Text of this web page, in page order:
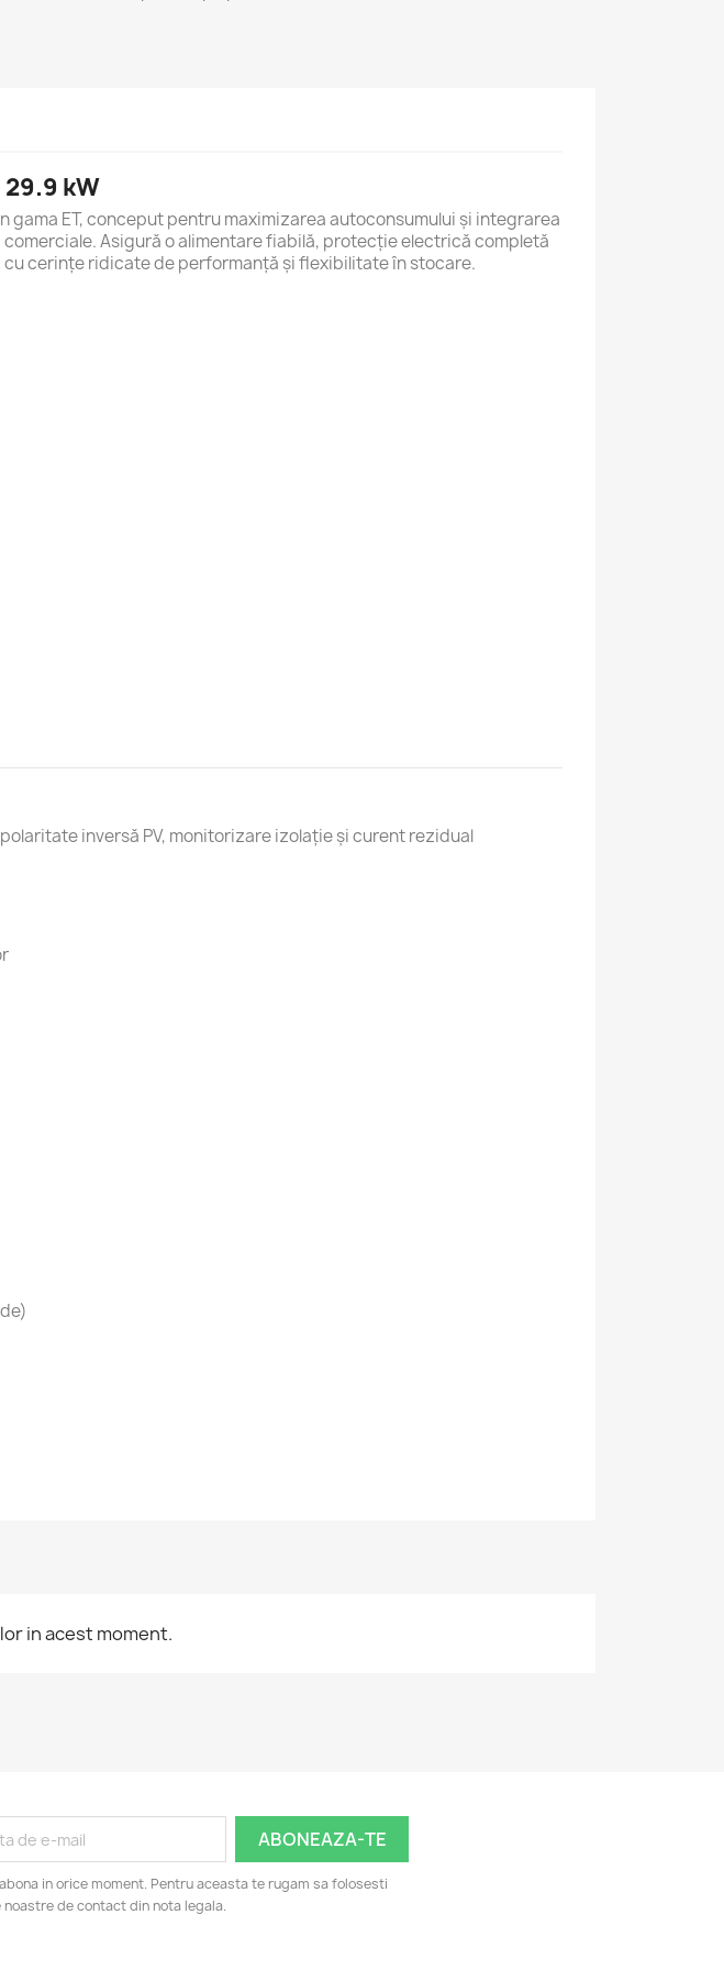
kW
ET, conceput pentru maximizarea autoconsumului și integrarea
Asigură o alimentare fiabilă, protecție electrică completă
cerințe ridicate de performanță și flexibilitate în stocare.
inversă PV, monitorizare izolație și curent rezidual
in acest moment.
in orice moment. Pentru aceasta te rugam sa folosesti
de contact din nota legala.